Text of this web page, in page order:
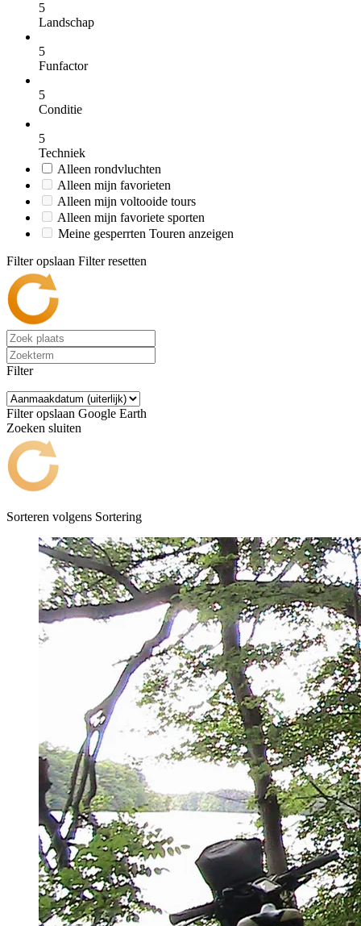
5
Landschap
5
Funfactor
5
Conditie
5
Techniek
Alleen rondvluchten
Alleen mijn favorieten
Alleen mijn voltooide tours
Alleen mijn favoriete sporten
Meine gesperrten Touren anzeigen
Filter opslaan Filter resetten
Filter
Filter opslaan Google Earth
Zoeken sluiten
Sorteren volgens Sortering